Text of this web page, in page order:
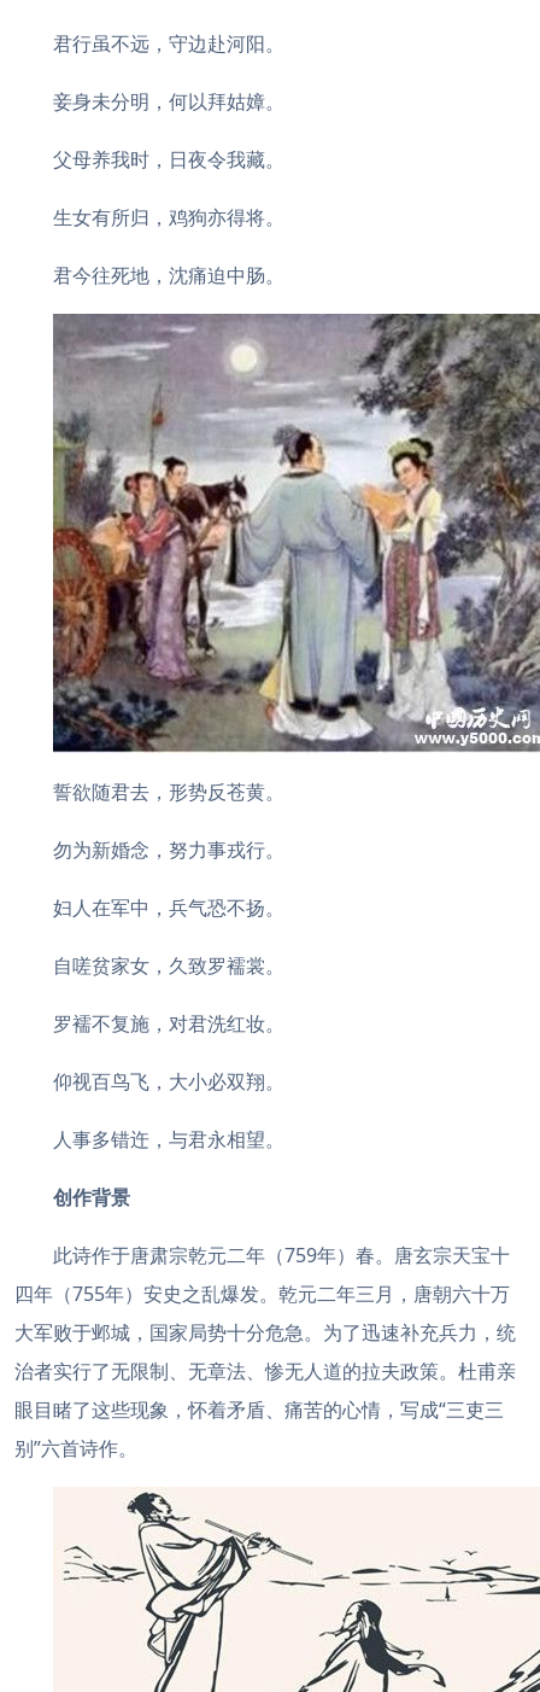
君行虽不远，守边赴河阳。
妾身未分明，何以拜姑嫜。
父母养我时，日夜令我藏。
生女有所归，鸡狗亦得将。
君今往死地，沈痛迫中肠。
誓欲随君去，形势反苍黄。
勿为新婚念，努力事戎行。
妇人在军中，兵气恐不扬。
自嗟贫家女，久致罗襦裳。
罗襦不复施，对君洗红妆。
仰视百鸟飞，大小必双翔。
人事多错迕，与君永相望。
创作背景
此诗作于唐肃宗乾元二年（759年）春。唐玄宗天宝十
四年（755年）安史之乱爆发。乾元二年三月，唐朝六十万
大军败于邺城，国家局势十分危急。为了迅速补充兵力，统
治者实行了无限制、无章法、惨无人道的拉夫政策。杜甫亲
眼目睹了这些现象，怀着矛盾、痛苦的心情，写成“三吏三
别”六首诗作。